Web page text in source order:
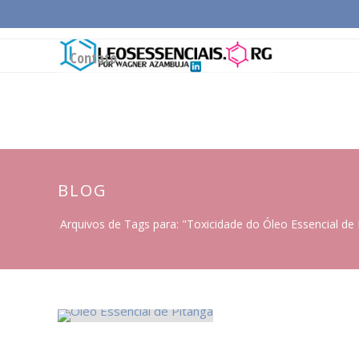
Contato
BLOG
Arquivos de Tags para: "Toxicidade do Óleo Essencial de